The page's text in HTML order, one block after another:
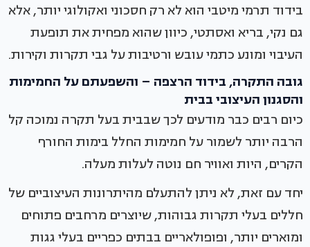
בידוד תרמי מיטבי הוא לא רק חסכוני ואקולוגי יותר, אלא
גם נקי, בריא ואסתטי, כיוון שהוא מפחית את תופעת
העיבוי ומונע כתמי עובש ורטיבות על גבי תקרות וקירות.
גובה התקרה, בידוד הרצפה – והשפעתם על החמימות
והסגנון העיצובי בבית
כיום רבים כבר מודעים לכך שבבית בעל תקרה נמוכה קל
הרבה יותר לשמור על חמימות החלל בימות החורף
הקרים, היות ואוויר חם נוטה לעלות מעלה.
יחד עם זאת, לא ניתן להתעלם מהיתרונות העיצוביים של
חללים בעלי תקרות גבוהות, שיוצרים מרחבים פתוחים
ומוארים יותר, ופופולאריים בבתים כפריים בעלי גגות